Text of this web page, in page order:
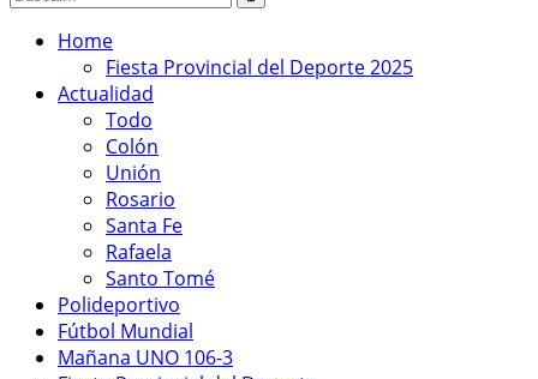
Home
Fiesta Provincial del Deporte 2025
Actualidad
Todo
Colón
Unión
Rosario
Santa Fe
Rafaela
Santo Tomé
Polideportivo
Fútbol Mundial
Mañana UNO 106-3